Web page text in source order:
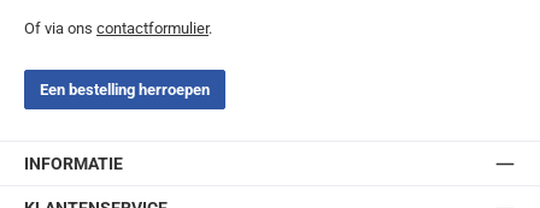
Of via ons contactformulier.
Een bestelling herroepen
INFORMATIE